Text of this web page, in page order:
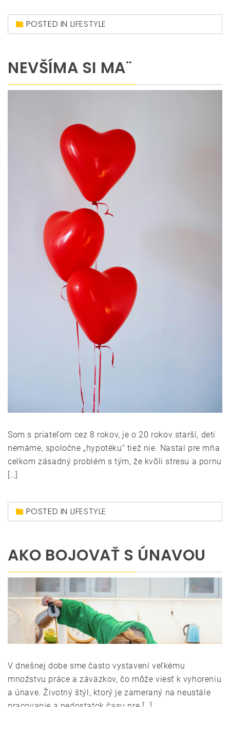
POSTED IN LIFESTYLE
NEVŠÍMA SI MA¨
Som s priateľom cez 8 rokov, je o 20 rokov starší, deti
nemáme, spoločne „hypotéku“ tiež nie. Nastal pre mňa
celkom zásadný problém s tým, že kvôli stresu a pornu
[…]
POSTED IN LIFESTYLE
AKO BOJOVAŤ S ÚNAVOU
V dnešnej dobe sme často vystavení veľkému
množstvu práce a záväzkov, čo môže viesť k vyhoreniu
a únave. Životný štýl, ktorý je zameraný na neustále
pracovanie a nedostatok času pre […]